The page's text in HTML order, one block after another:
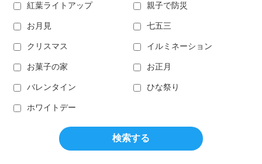
紅葉ライトアップ 親子で防災
お月見 七五三
クリスマス イルミネーション
お菓子の家 お正月
バレンタイン ひな祭り
ホワイトデー